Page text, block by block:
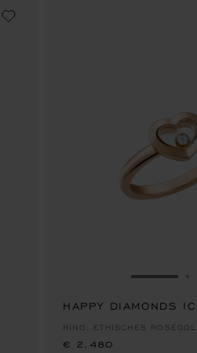
ZUR
HAPPY DIAMONDS
RING, ETHISCHES
€ 2,480
€ 2,480